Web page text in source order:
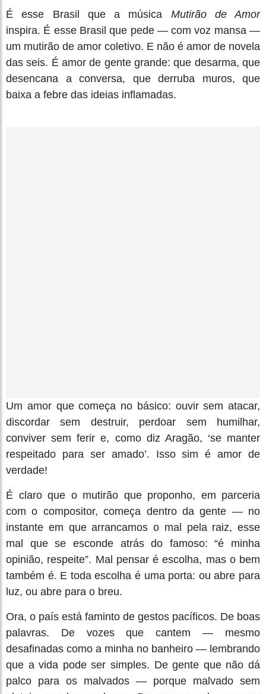
É esse Brasil que a música Mutirão de Amor
inspira. É esse Brasil que pede — com voz mansa —
um mutirão de amor coletivo. E não é amor de novela
das seis. É amor de gente grande: que desarma, que
desencana a conversa, que derruba muros, que
baixa a febre das ideias inflamadas.
Um amor que começa no básico: ouvir sem atacar,
discordar sem destruir, perdoar sem humilhar,
conviver sem ferir e, como diz Aragão, ‘se manter
respeitado para ser amado’. Isso sim é amor de
verdade!
É claro que o mutirão que proponho, em parceria
com o compositor, começa dentro da gente — no
instante em que arrancamos o mal pela raiz, esse
mal que se esconde atrás do famoso: “é minha
opinião, respeite”. Mal pensar é escolha, mas o bem
também é. E toda escolha é uma porta: ou abre para
luz, ou abre para o breu.
Ora, o país está faminto de gestos pacíficos. De boas
palavras. De vozes que cantem — mesmo
desafinadas como a minha no banheiro — lembrando
que a vida pode ser simples. De gente que não dá
palco para os malvados — porque malvado sem